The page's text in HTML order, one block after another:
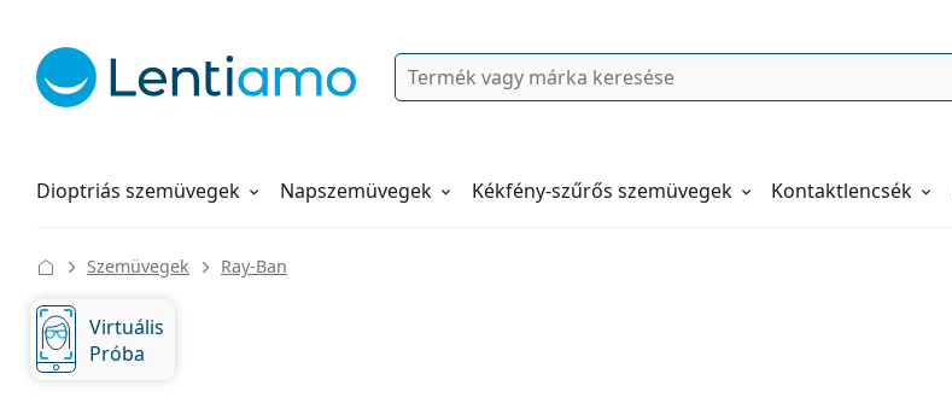
Keresés
Kontaktlencsék
Folyadékok
Dioptriás szemüvegek Napszemüvegek Kékfény-szűrős szemüvegek
Hogyan rendeljen
Szemüvegek Ray-Ban
Virtuális
Próba